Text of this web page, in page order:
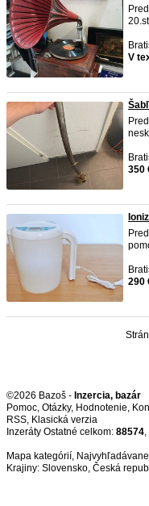
V
350
290
©2026 Bazoš - Inzercia, bazár
Pomoc, Otázky, Hodnotenie,
RSS,
Inzeráty Ostatné celkom: 88574
Mapa kategórií,
Krajiny: Slovensko, Česká